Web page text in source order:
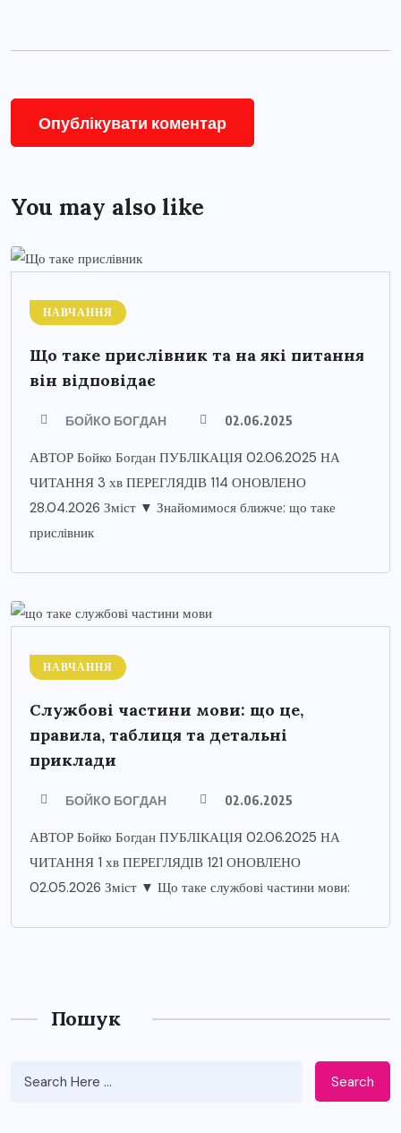
You may also like
НАВЧАННЯ
Що таке прислівник та на які питання
він відповідає
БОЙКО БОГДАН 02.06.2025
АВТОР Бойко Богдан ПУБЛІКАЦІЯ 02.06.2025 НА
ЧИТАННЯ 3 хв ПЕРЕГЛЯДІВ 114 ОНОВЛЕНО
28.04.2026 Зміст ▼ Знайомимося ближче: що таке
прислівник
НАВЧАННЯ
Службові частини мови: що це,
правила, таблиця та детальні
приклади
БОЙКО БОГДАН 02.06.2025
АВТОР Бойко Богдан ПУБЛІКАЦІЯ 02.06.2025 НА
ЧИТАННЯ 1 хв ПЕРЕГЛЯДІВ 121 ОНОВЛЕНО
02.05.2026 Зміст ▼ Що таке службові частини мови:
Пошук
Search